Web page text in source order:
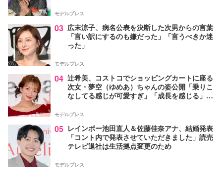
モデルプレス
03 広末涼子、病名公表を決断した次男からの言葉
「言い訳にするのも嫌だった」「言うべきか迷
った」
モデルプレス
04 辻希美、コストコでショッピングカートに座る
次女・夢空（ゆめあ）ちゃんの姿公開「乗りこ
なしてる感じが可愛すぎ」「成長を感じる」の
モデルプレス
05 レインボー池田直人＆佐藤佳奈アナ、結婚発表
「コント内で発表させていただきました」読売
テレビ退社は生活拠点変更のため
モデルプレス